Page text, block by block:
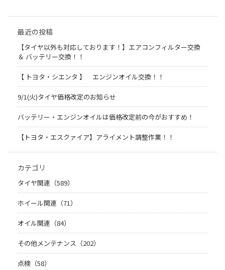
最近の投稿
【タイヤ以外も対応しております！】エアコンフィルター交換
＆ バッテリー交換！！
【 トヨタ・シエンタ 】 エンジンオイル交換！！
9/1(火)タイヤ価格改定のお知らせ
バッテリー・エンジンオイルは価格改定前の今がおすすめ！
【トヨタ・エスクァイア】アライメント調整作業！！
カテゴリ
タイヤ関連（589）
ホイール関連（71）
オイル関連（84）
その他メンテナンス（202）
点検（58）